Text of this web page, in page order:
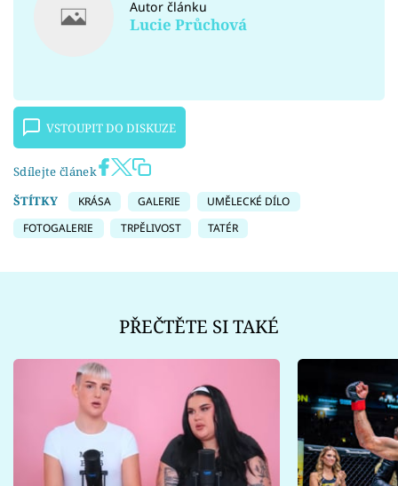
Autor článku
Lucie Průchová
VSTOUPIT DO DISKUZE
Sdílejte článek
ŠTÍTKY
KRÁSA GALERIE
UMĚLECKÉ DÍLO
FOTOGALERIE
TRPĚLIVOST TATÉR
PŘEČTĚTE SI TAKÉ